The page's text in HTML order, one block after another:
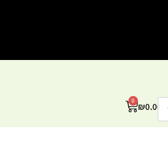
₪0.00
0
עגלת